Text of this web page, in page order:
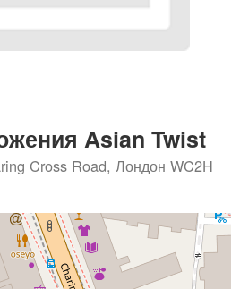
Asian Twist
Cross Road, Лондон WC2H